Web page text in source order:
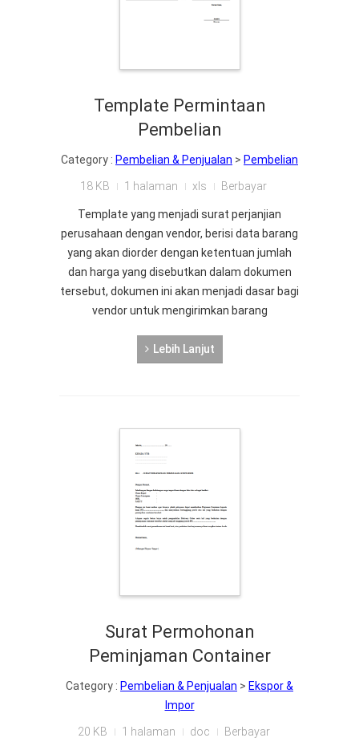
Template Permintaan
Pembelian
Category : Pembelian & Penjualan > Pembelian
18 KB 1 halaman xls Berbayar
Template yang menjadi surat perjanjian
perusahaan dengan vendor, berisi data barang
yang akan diorder dengan ketentuan jumlah
dan harga yang disebutkan dalam dokumen
tersebut, dokumen ini akan menjadi dasar bagi
vendor untuk mengirimkan barang
Lebih Lanjut
Surat Permohonan
Peminjaman Container
Category : Pembelian & Penjualan > Ekspor &
Impor
20 KB 1 halaman doc Berbayar